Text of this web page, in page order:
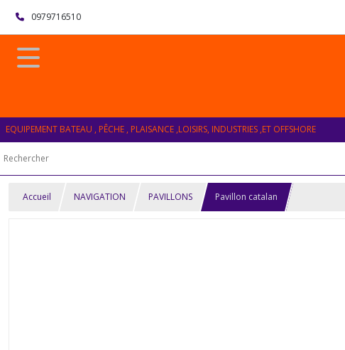
0979716510
EQUIPEMENT BATEAU , PÊCHE , PLAISANCE ,LOISIRS, INDUSTRIES ,ET OFFSHORE
Accueil NAVIGATION PAVILLONS Pavillon catalan